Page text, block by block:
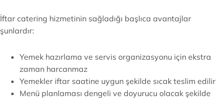
İftar catering hizmetinin sağladığı başlıca avantajlar
şunlardır:
Yemek hazırlama ve servis organizasyonu için ekstra
zaman harcanmaz
Yemekler iftar saatine uygun şekilde sıcak teslim edilir
Menü planlaması dengeli ve doyurucu olacak şekilde